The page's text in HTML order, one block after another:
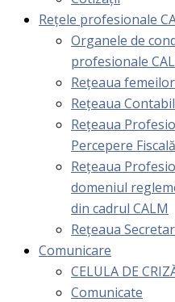
Rețele profesionale
Organele de
profesionale
Rețeaua
Rețeaua
Rețeaua
Percepere Fiscală
Reţeaua
domeniul
din cadrul CALM
Rețeaua
Comunicare
CELULA DE
Comunicate